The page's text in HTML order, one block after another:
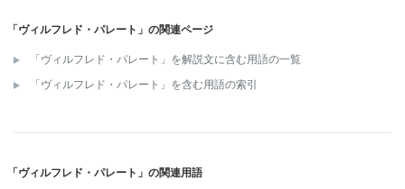
「ヴィルフレド・パレート」の関連ページ
「ヴィルフレド・パレート」を解説文に含む用語の一覧
「ヴィルフレド・パレート」を含む用語の索引
「ヴィルフレド・パレート」の関連用語